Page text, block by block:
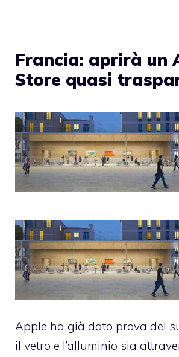
Francia: aprirà un
Store quasi
Apple ha già dato prova del
il vetro e l’alluminio sia